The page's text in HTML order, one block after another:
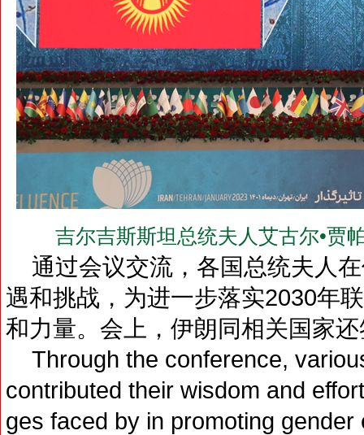
吉尔吉斯斯坦总统夫人艾古尔•贾
通过会议交流，各国总统夫人
遇和挑战，为进一步落实2030年
和力量。会上，伊朗同相关国家
Through the conference,
contributed their wisdom and
ges faced by in promoting